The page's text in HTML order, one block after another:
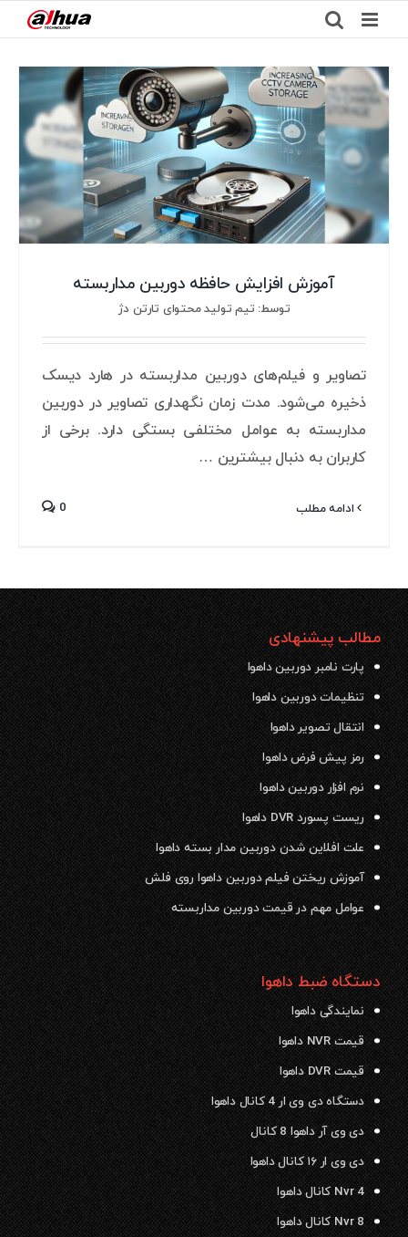
to
content
آموزش افزایش حافظه دوربین مداربسته
توسط: تیم تولید محتوای تارتن دژ
تصاویر و فیلم‌های دوربین مداربسته در هارد دیسک
ذخیره می‌شود. مدت زمان نگهداری تصاویر در دوربین
مداربسته به عوامل مختلفی بستگی دارد. برخی از
کاربران به دنبال بیشترین …
ادامه مطلب 0
مطالب پیشنهادی
پارت نامبر دوربین داهوا
تنظیمات دوربین داهوا
انتقال تصویر داهوا
رمز پیش فرض داهوا
نرم افزار دوربین داهوا
ریست پسورد DVR داهوا
علت افلاین شدن دوربین مدار بسته داهوا
آموزش ریختن فیلم دوربین داهوا روی فلش
عوامل مهم در قیمت دوربین مداربسته
دستگاه ضبط داهوا
نمایندگی داهوا
قیمت NVR داهوا
قیمت DVR داهوا
دستگاه دی وی ار 4 کانال داهوا
دی وی آر داهوا 8 کانال
دی وی ار ۱۶ کانال داهوا
Nvr 4 کانال داهوا
Nvr 8 کانال داهوا